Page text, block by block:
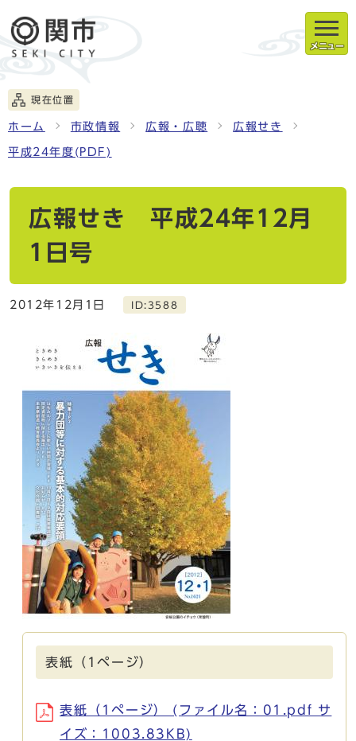
メニュー
現在位置
ホーム 市政情報 広報・広聴 広報せき
平成24年度(PDF)
広報せき 平成24年12月
1日号
2012年12月1日 ID:3588
表紙（1ページ）
表紙（1ページ） (ファイル名：01.pdf サ
イズ：1003.83KB)